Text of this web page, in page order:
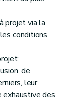
projet via la
conditions
de
leur
exhaustive des